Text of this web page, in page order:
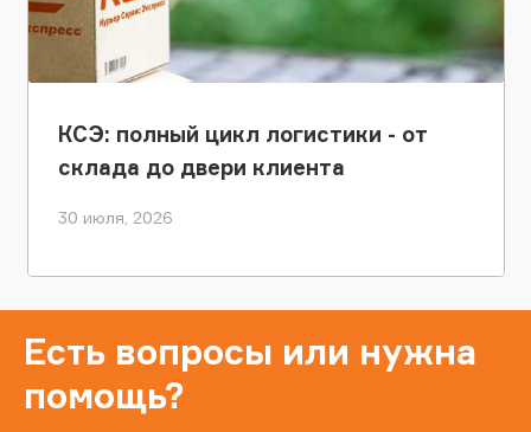
КСЭ: полный цикл логистики - от
склада до двери клиента
30 июля, 2026
Есть вопросы или нужна
помощь?